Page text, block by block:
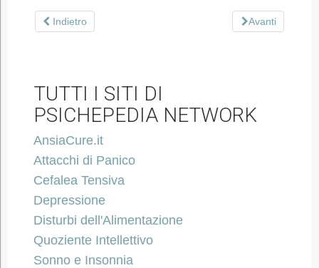
Indietro Avanti
TUTTI I SITI DI
PSICHEPEDIA NETWORK
AnsiaCure.it
Attacchi di Panico
Cefalea Tensiva
Depressione
Disturbi dell'Alimentazione
Quoziente Intellettivo
Sonno e Insonnia